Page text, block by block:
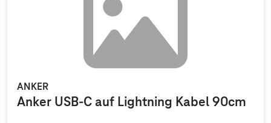
ANKER
Anker USB-C auf Lightning Kabel 90cm